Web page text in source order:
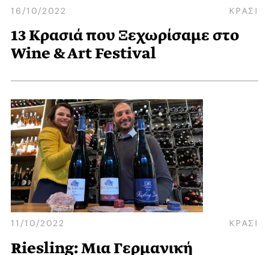
16/10/2022 ΚΡΑΣΙ
13 Kρασιά που Ξεχωρίσαμε στο
Wine & Art Festival
11/10/2022 ΚΡΑΣΙ
Riesling: Μια Γερμανική